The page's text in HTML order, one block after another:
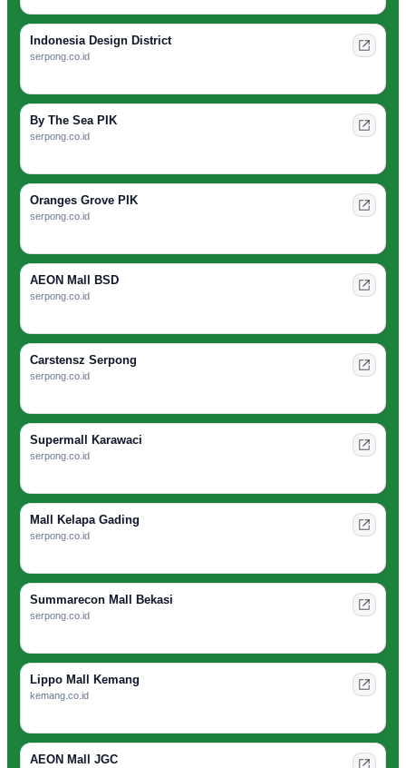
Indonesia Design District
serpong.co.id
By The Sea PIK
serpong.co.id
Oranges Grove PIK
serpong.co.id
AEON Mall BSD
serpong.co.id
Carstensz Serpong
serpong.co.id
Supermall Karawaci
serpong.co.id
Mall Kelapa Gading
serpong.co.id
Summarecon Mall Bekasi
serpong.co.id
Lippo Mall Kemang
kemang.co.id
AEON Mall JGC